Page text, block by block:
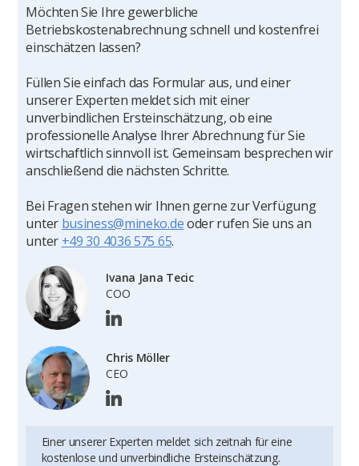
Möchten Sie Ihre gewerbliche
Betriebskostenabrechnung schnell und kostenfrei
einschätzen lassen?
Füllen Sie einfach das Formular aus, und einer
unserer Experten meldet sich mit einer
unverbindlichen Ersteinschätzung, ob eine
professionelle Analyse Ihrer Abrechnung für Sie
wirtschaftlich sinnvoll ist. Gemeinsam besprechen wir
anschließend die nächsten Schritte.
Bei Fragen stehen wir Ihnen gerne zur Verfügung
unter business@mineko.deoder rufen Sie uns an
unter +49 30 4036 575 65.
Ivana Jana Tecic
COO
Chris Möller
CEO
Einer unserer Experten meldet sich zeitnah für eine
kostenlose und unverbindliche Ersteinschätzung.